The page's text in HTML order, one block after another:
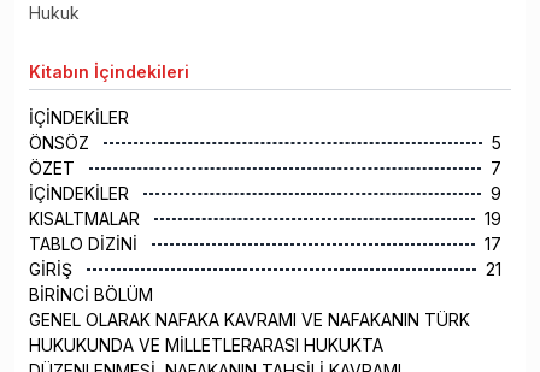
Hukuk
Kitabın İçindekileri
İÇİNDEKİLER
ÖNSÖZ
5
ÖZET
7
İÇİNDEKİLER
9
KISALTMALAR
19
TABLO DİZİNİ
17
GİRİŞ
21
BİRİNCİ BÖLÜM
GENEL OLARAK NAFAKA KAVRAMI VE NAFAKANIN TÜRK
HUKUKUNDA VE MİLLETLERARASI HUKUKTA